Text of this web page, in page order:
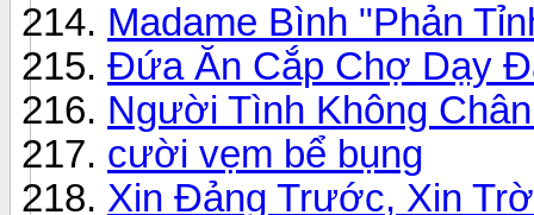
Madame Bình "Phản
Đứa Ăn Cắp Chợ Dạy
Người Tình Không
cười vẹm bể bụng
Xin Đảng Trước, Xin